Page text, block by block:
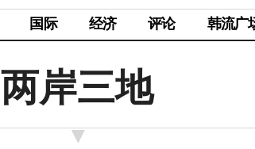
国际 经济 评论 韩流广
两岸三地